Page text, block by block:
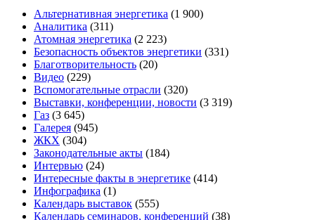
Альтернативная энергетика (1 900)
Аналитика (311)
Атомная энергетика (2 223)
Безопасность объектов энергетики (331)
Благотворительность (20)
Видео (229)
Вспомогательные отрасли (320)
Выставки, конференции, новости (3 319)
Газ (3 645)
Галерея (945)
ЖКХ (304)
Законодательные акты (184)
Интервью (24)
Интересные факты в энергетике (414)
Инфографика (1)
Календарь выставок (555)
Календарь семинаров, конференций (38)